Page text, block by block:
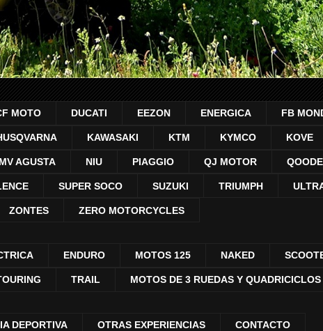
MOTO DUCATI EEZON ENERGICA FB
KAWASAKI KTM KYMCO KOVE
MV AGUSTA NIU PIAGGIO QJ MOTOR
SUPER SOCO SUZUKI TRIUMPH
ZONTES ZERO MOTORCYCLES
ENDURO MOTOS 125 NAKED
TRAIL MOTOS DE 3 RUEDAS Y QUADRICICLOS
DEPORTIVA OTRAS EXPERIENCIAS CONTACTO